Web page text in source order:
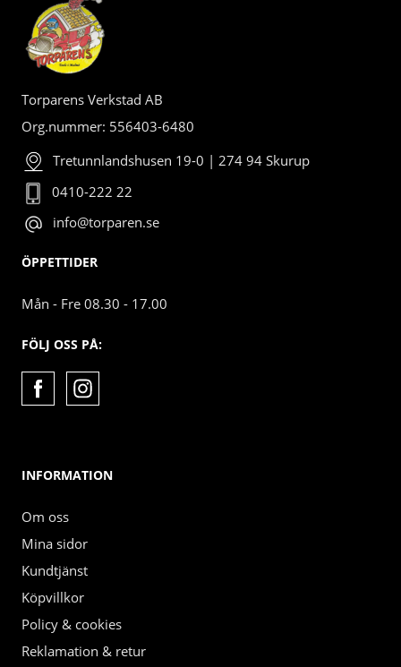
Torparens Verkstad AB
Org.nummer: 556403-6480
Tretunnlandshusen 19-0 | 274 94 Skurup
0410-222 22
info@torparen.se
ÖPPETTIDER
Mån - Fre 08.30 - 17.00
FÖLJ OSS PÅ:
INFORMATION
Om oss
Mina sidor
Kundtjänst
Köpvillkor
Policy & cookies
Reklamation & retur